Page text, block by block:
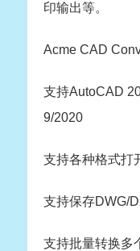
印输出等。
Acme CAD
支持AutoCAD
9/2020
支持各种格式打
支持保存DWG/
支持批量转换多